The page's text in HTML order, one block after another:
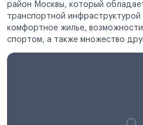
район Москвы, который
транспортной
комфортное жилье,
спортом, а также множество